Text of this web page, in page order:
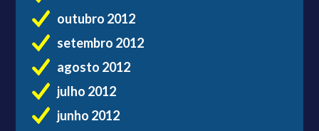
outubro 2012
setembro 2012
agosto 2012
julho 2012
junho 2012